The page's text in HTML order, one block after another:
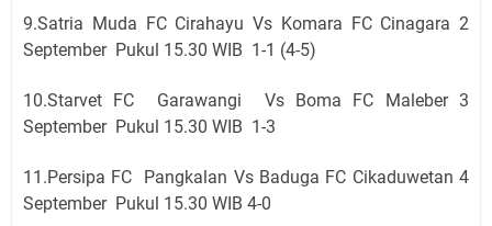
9.Satria Muda FC Cirahayu Vs Komara FC Cinagara 2
September Pukul 15.30 WIB 1-1 (4-5)
10.Starvet FC Garawangi Vs Boma FC Maleber 3
September Pukul 15.30 WIB 1-3
11.Persipa FC Pangkalan Vs Baduga FC Cikaduwetan 4
September Pukul 15.30 WIB 4-0